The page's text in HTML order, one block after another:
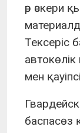
әр әскери
Тексеріс
мен
баспасөз